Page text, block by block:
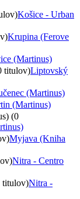
Košice - Urban
Krupina (Ferove
(Martinus)
titulov)Liptovský
(Martinus)
(Martinus)
(0
Myjava (Kniha
Nitra - Centro
titulov)Nitra -